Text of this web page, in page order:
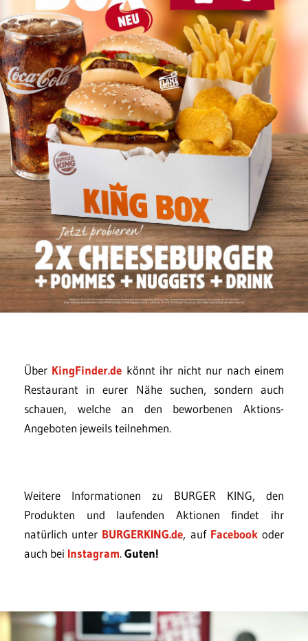
Über KingFinder.de könnt ihr nicht nur nach einem
Restaurant in eurer Nähe suchen, sondern auch
schauen, welche an den beworbenen Aktions-
Angeboten jeweils teilnehmen.
Weitere Informationen zu BURGER KING, den
Produkten und laufenden Aktionen findet ihr
natürlich unter BURGERKING.de, auf Facebookoder
auch bei Instagram.Guten!